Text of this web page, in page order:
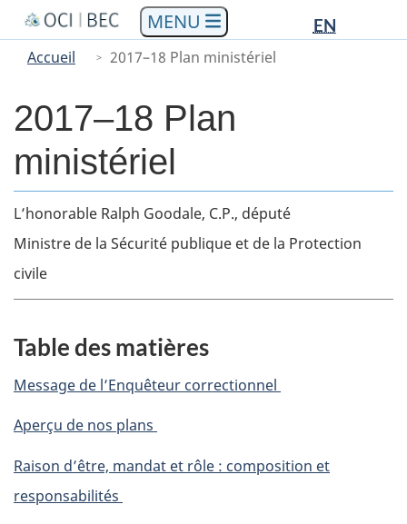
Aller
au
contenu
Skip
to
"About
Passer
à
la
HTML
simplifiée
Menu
EN
You
here
Accueil 2017–18 Plan ministériel
2017–18 Plan
ministériel
Body
L’honorable Ralph Goodale, C.P., député
Ministre de la Sécurité publique et de la Protection
civile
Table des matières
Message de l’Enquêteur correctionnel
Aperçu de nos plans
Raison d’être, mandat et rôle : composition et
responsabilités